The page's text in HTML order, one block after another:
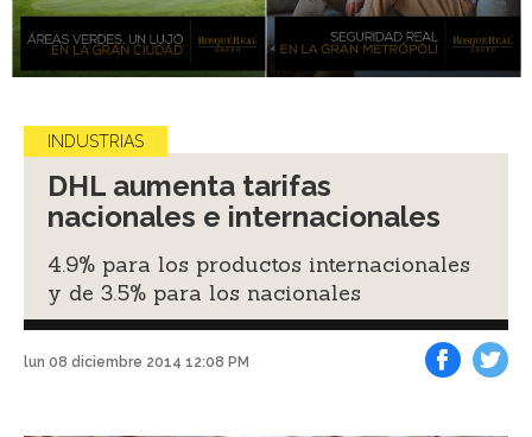
INDUSTRIAS
DHL aumenta tarifas
nacionales e internacionales
4.9% para los productos internacionales
y de 3.5% para los nacionales
lun 08 diciembre 2014 12:08 PM